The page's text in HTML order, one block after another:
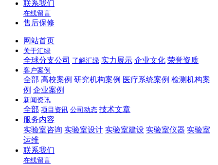
联系我们
在线留言
售后保修
网站首页
关于汇绿
全球分支公司 了解汇绿 实力展示 企业文化 荣誉资质
客户案例
全部 高校案例 研究机构案例 医疗系统案例 检测机构案
例 企业案例
新闻资讯
全部 项目资讯 公司动态 技术文章
服务内容
实验室咨询 实验室设计 实验室建设 实验室仪器 实验室
运维
联系我们
在线留言